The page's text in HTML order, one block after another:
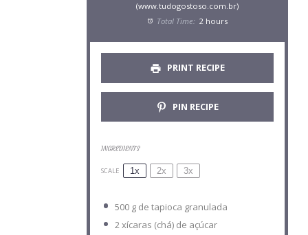
(www.tudogostoso.com.br)
Total Time: 2 hours
PRINT RECIPE
PIN RECIPE
INGREDIENTS
SCALE 1x 2x 3x
500 gde tapioca granulada
2xícaras (chá) de açúcar